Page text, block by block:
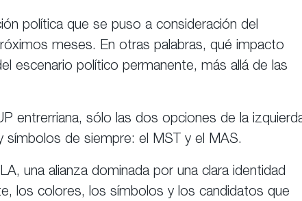
política que se puso a consideración del
meses. En otras palabras, qué impacto
escenario político permanente, más allá de las
entrerriana, sólo las dos opciones de la
de siempre: el MST y el MAS.
una alianza dominada por una clara identidad
los colores, los símbolos y los candidatos que